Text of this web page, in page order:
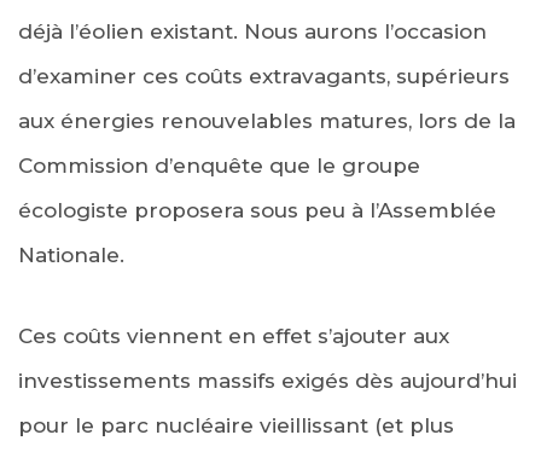
déjà l’éolien existant. Nous aurons l’occasion
d’examiner ces coûts extravagants, supérieurs
aux énergies renouvelables matures, lors de la
Commission d’enquête que le groupe
écologiste proposera sous peu à l’Assemblée
Nationale.
Ces coûts viennent en effet s’ajouter aux
investissements massifs exigés dès aujourd’hui
pour le parc nucléaire vieillissant (et plus